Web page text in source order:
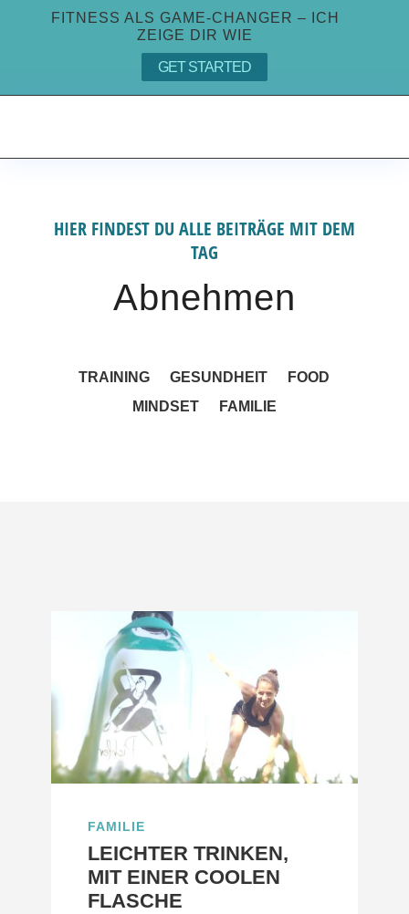
FITNESS ALS GAME-CHANGER – ICH
ZEIGE DIR WIE
GET STARTED
HIER FINDEST DU ALLE BEITRÄGE MIT DEM
TAG
Abnehmen
TRAINING GESUNDHEIT
FOOD
MINDSET
FAMILIE
FAMILIE
LEICHTER TRINKEN,
MIT EINER COOLEN
FLASCHE